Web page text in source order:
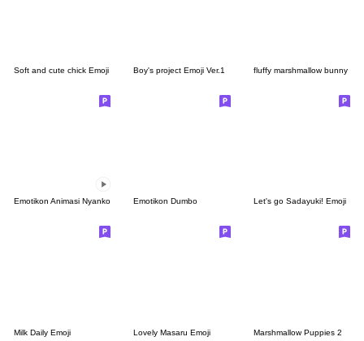
Soft and cute chick Emoji Boy's project Emoji Ver.1 fluffy marshmallow bunny
Emotikon Animasi Nyanko Emotikon Dumbo Let's go Sadayuki! Emoji
Milk Daily Emoji Lovely Masaru Emoji Marshmallow Puppies 2